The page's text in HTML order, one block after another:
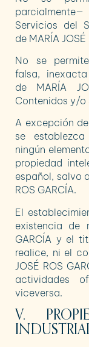
Servicios del
de MARÍA JOSÉ
No se
falsa,
de MARÍA
Contenidos y/o
A excepción
se
ningún
propiedad
español, salvo
ROS GARCÍA.
El
existencia de
GARCÍA y el
realice, ni el
JOSÉ ROS
actividades
viceversa.
V.